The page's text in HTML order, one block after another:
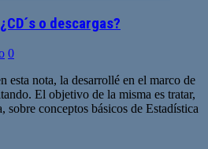
o descargas?
0
esta nota, la desarrollé en el marco de
El objetivo de la misma es tratar,
conceptos básicos de Estadística